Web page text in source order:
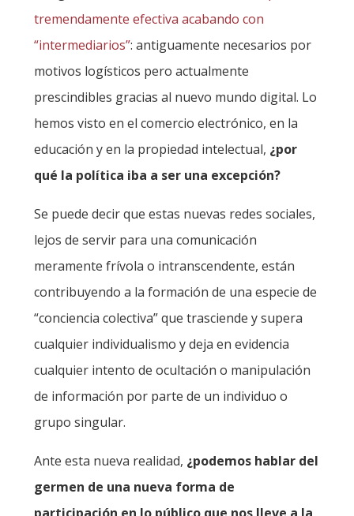
tremendamente efectiva acabando con
“intermediarios”: antiguamente necesarios por
motivos logísticos pero actualmente
prescindibles gracias al nuevo mundo digital. Lo
hemos visto en el comercio electrónico, en la
educación y en la propiedad intelectual, ¿por
qué la política iba a ser una excepción?
Se puede decir que estas nuevas redes sociales,
lejos de servir para una comunicación
meramente frívola o intranscendente, están
contribuyendo a la formación de una especie de
“conciencia colectiva” que trasciende y supera
cualquier individualismo y deja en evidencia
cualquier intento de ocultación o manipulación
de información por parte de un individuo o
grupo singular.
Ante esta nueva realidad, ¿podemos hablar del
germen de una nueva forma de
participación en lo público que nos lleve a la